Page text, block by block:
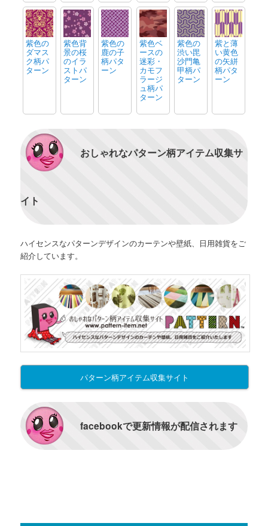
紫色の
ダマス
ク柄パ
ターン
紫色背
景の桜
のイラ
ストパ
ターン
紫色の
鹿の子
柄パタ
ーン
紫色ベ
ースの
迷彩・
カモフ
ラージ
ュ柄パ
ターン
紫色の
渋い毘
沙門亀
甲柄パ
ターン
紫と薄
い黄色
の矢絣
柄パタ
ーン
おしゃれなパターン柄アイテム収集サ
イト
ハイセンスなパターンデザインのカーテンや壁紙、日用雑貨をご
紹介しています。
パターン柄アイテム収集サイト
facebookで更新情報が配信されます